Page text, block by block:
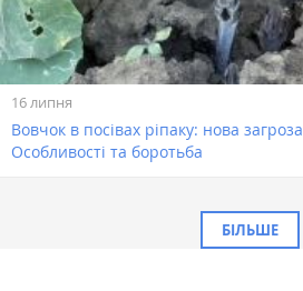
16 липня
Вовчок в посівах ріпаку: нова
Особливості та боротьба
БІЛЬШЕ